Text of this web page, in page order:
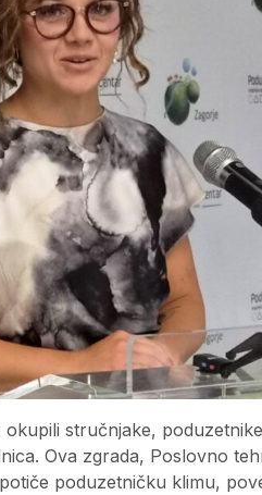
stručnjake,
Ova zgrada, Poslovno
poduzetničku klimu,